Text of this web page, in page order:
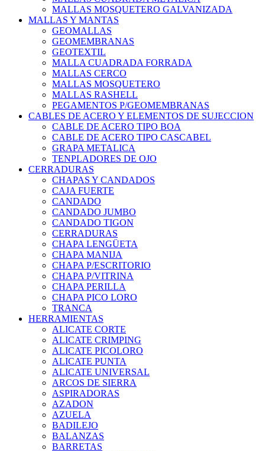
MALLAS MOSQUETERO GALVANIZADA
MALLAS Y MANTAS
GEOMALLAS
GEOMEMBRANAS
GEOTEXTIL
MALLA CUADRADA FORRADA
MALLAS CERCO
MALLAS MOSQUETERO
MALLAS RASHELL
PEGAMENTOS P/GEOMEMBRANAS
CABLES DE ACERO Y ELEMENTOS DE SUJECCION
CABLE DE ACERO TIPO BOA
CABLE DE ACERO TIPO CASCABEL
GRAPA METALICA
TENPLADORES DE OJO
CERRADURAS
CHAPAS Y CANDADOS
CAJA FUERTE
CANDADO
CANDADO JUMBO
CANDADO TIGON
CERRADURAS
CHAPA LENGÜETA
CHAPA MANIJA
CHAPA P/ESCRITORIO
CHAPA P/VITRINA
CHAPA PERILLA
CHAPA PICO LORO
TRANCA
HERRAMIENTAS
ALICATE CORTE
ALICATE CRIMPING
ALICATE PICOLORO
ALICATE PUNTA
ALICATE UNIVERSAL
ARCOS DE SIERRA
ASPIRADORAS
AZADON
AZUELA
BADILEJO
BALANZAS
BARRETAS